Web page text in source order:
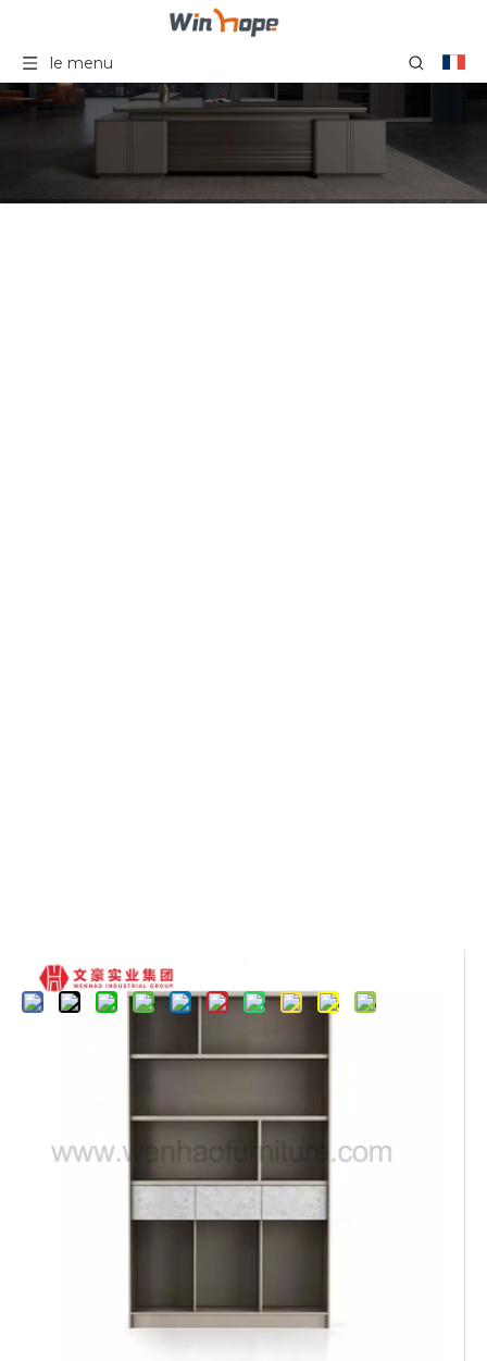
le menu
Partager sur:
Mobilier de bureau Sulotions
bureau Usine de meubles de
système de bureau
En s'associant à une usine de mobilier de
besoins uniques et créent un
environnement de travail professionnel et